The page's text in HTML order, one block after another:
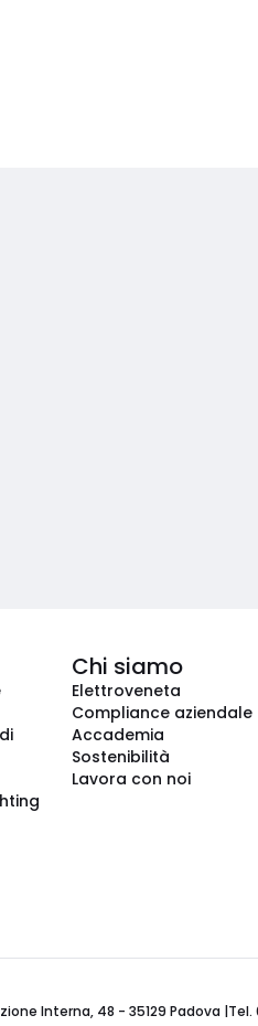
Chi siamo
Elettroveneta
Compliance aziendale
Accademia
Sostenibilità
Lavora con noi
Interna, 48 - 35129 Padova